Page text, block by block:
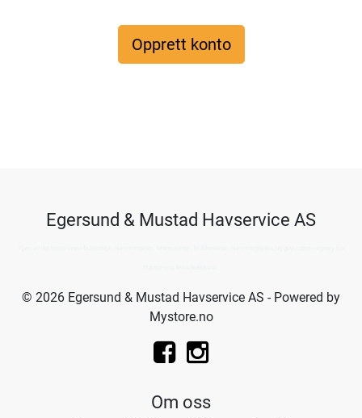
Opprett konto
Egersund & Mustad Havservice AS
© 2026 Egersund & Mustad Havservice AS - Powered by
Mystore.no
Om oss